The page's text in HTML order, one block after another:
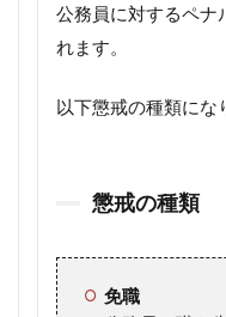
公務員に対するペナ
れます。
以下懲戒の種類にな
懲戒の種類
免職